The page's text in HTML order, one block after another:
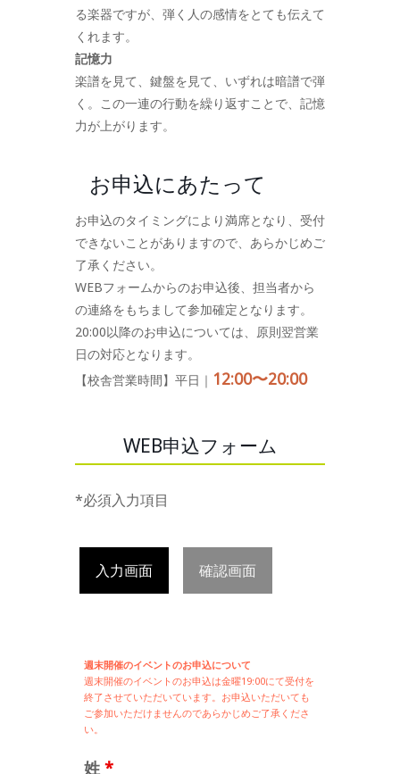
る楽器ですが、弾く人の感情をとても伝えて
くれます。
記憶力
楽譜を見て、鍵盤を見て、いずれは暗譜で弾
く。この一連の行動を繰り返すことで、記憶
力が上がります。
お申込にあたって
お申込のタイミングにより満席となり、受付
できないことがありますので、あらかじめご
了承ください。
WEBフォームからのお申込後、担当者から
の連絡をもちまして参加確定となります。
20:00以降のお申込については、原則翌営業
日の対応となります。
【校舎営業時間】平日｜ 12:00〜20:00
WEB申込フォーム
*必須入力項目
入力画面 確認画面
週末開催のイベントのお申込について
週末開催のイベントのお申込は金曜19:00にて受付を
終了させていただいています。お申込いただいても
ご参加いただけませんのであらかじめご了承くださ
い。
姓 *